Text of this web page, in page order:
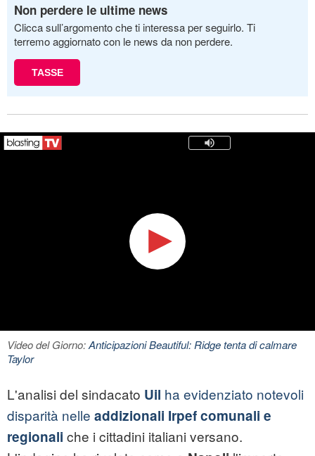
Non perdere le ultime news
Clicca sull’argomento che ti interessa per seguirlo. Ti
terremo aggiornato con le news da non perdere.
TASSE
Video del Giorno:Anticipazioni Beautiful: Ridge tenta di calmare
Taylor
L'analisi del sindacato Uil ha evidenziato notevoli
disparità nelle addizionali Irpef comunali e
regionali che i cittadini italiani versano.